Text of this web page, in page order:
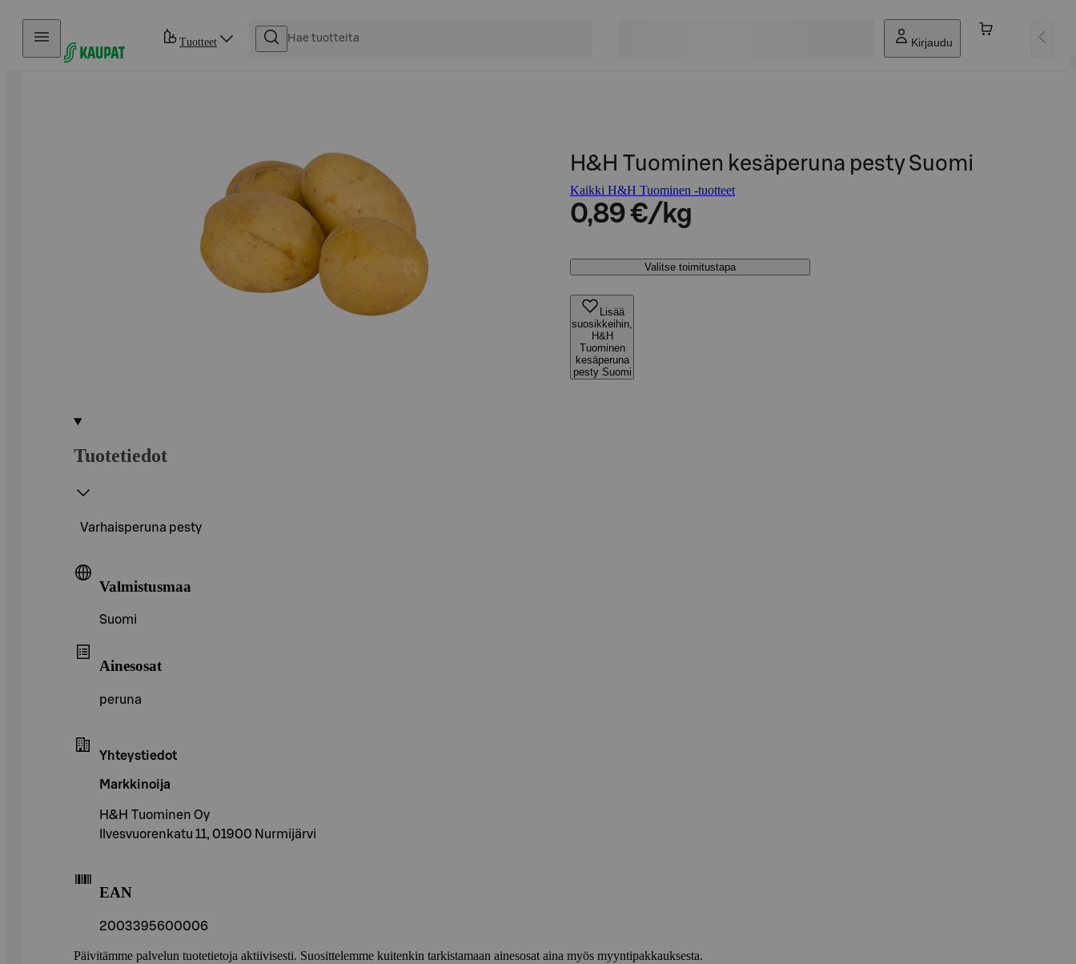
Hyppää sisältöön
Tuotteet Kirjaudu
H&H Tuominen kesäperuna pesty Suomi
Kaikki H&H Tuominen -tuotteet
0,89 €/kg
Valitse toimitustapa
Lisää
suosikkeihin,
H&H
Tuominen
kesäperuna
pesty Suomi
Tuotetiedot
Varhaisperuna pesty
Valmistusmaa
Suomi
Ainesosat
peruna
Yhteystiedot
Markkinoija
H&H Tuominen Oy
Ilvesvuorenkatu 11, 01900 Nurmijärvi
EAN
2003395600006
Päivitämme palvelun tuotetietoja aktiivisesti. Suosittelemme kuitenkin tarkistamaan ainesosat aina myös myyntipakkauksesta.